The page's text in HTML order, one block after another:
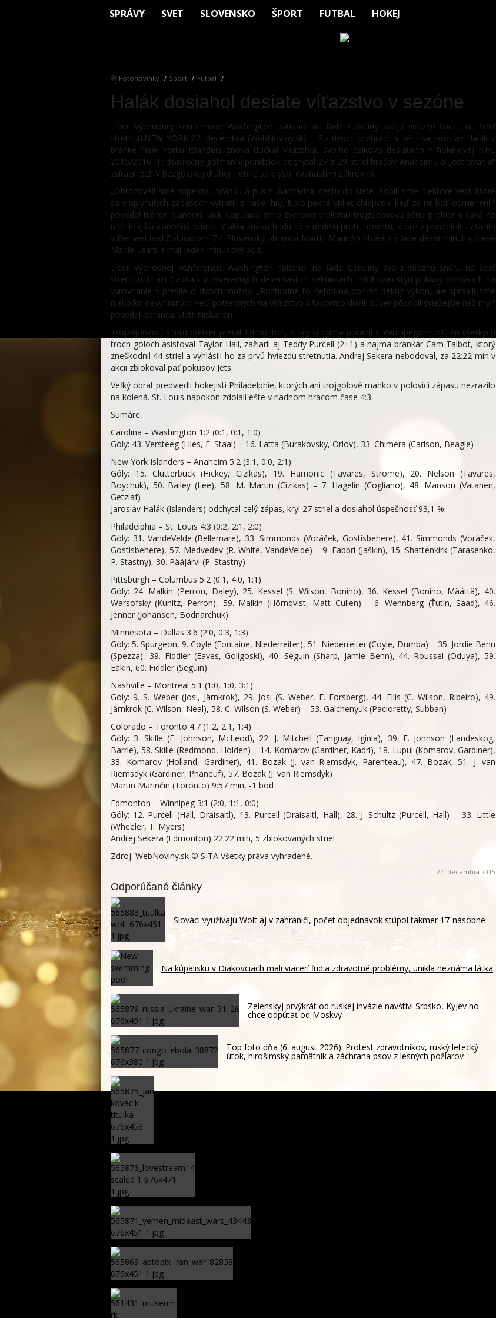
SPRÁVY SVET SLOVENSKO ŠPORT FUTBAL HOKEJ
Fotonovinky Šport Futbal
Halák dosiahol desiate víťazstvo v sezóne
Líder Východnej konferencie Washington natiahol na ľade Caroliny svoju víťaznú šnúru na šesť
stretnutí.NEW YORK 22. decembra (WebNoviny.sk) – Po dvoch prehrách v sérii sa Jaroslav Halák v
bránke New Yorku Islanders znova dočkal víťazstva, svojho celkovo desiateho v hokejovej NHL
2015/2016. Tridsaťročný gólman v pondelok pochytal 27 z 29 striel hráčov Anaheimu a „ostrovania“
zvíťazili 5:2. V bezgólovej druhej tretine sa blysol dvanástimi zákrokmi.
„Ohrozovali sme súperovu bránku a puk si nachádzal cestu do siete. Robili sme niektoré veci, ktoré
sa v uplynulých zápasoch vytratili z našej hry. Bolo pekné vidieť chlapcov, keď za ne boli odmenení,“
povedal tréner Islanders Jack Capuano. Jeho zverenci prelomili trojzápasovú sériu prehier a čaká na
nich krajšia vianočná pauza. V akcii znova budú až v nedeľu proti Torontu, ktoré v pondelok zvíťazilo
v Denveri nad Coloradom 7:4. Slovenský obranca Martin Marinčin strávil na ľade desať minút v drese
Maple Leafs a mal jeden mínusový bod.
Líder Východnej konferencie Washington natiahol na ľade Caroliny svoju víťaznú šnúru na šesť
stretnutí. Hráči Capitals v záverečných devätnástich sekundách zblokovali štyri pokusy domácich na
vyrovnanie v presile o dvoch mužov. „Rozhodne to nebol na pohľad pekný výkon, ale spravili sme
niekoľko nevyhnutých vecí potrebných na víťazstvo v takomto dueli. Súper pôsobil sviežejšie než my,“
povedal obranca Matt Niskanen.
Trojzápasovú šnúru prehier preťal Edmonton, ktorý si doma poradil s Winnipegom 3:1. Pri všetkých
troch góloch asistoval Taylor Hall, zažiaril aj Teddy Purcell (2+1) a najmä brankár Cam Talbot, ktorý
zneškodnil 44 striel a vyhlásili ho za prvú hviezdu stretnutia. Andrej Sekera nebodoval, za 22:22 min v
akcii zblokoval päť pokusov Jets.
Veľký obrat predviedli hokejisti Philadelphie, ktorých ani trojgólové manko v polovici zápasu nezrazilo
na kolená. St. Louis napokon zdolali ešte v riadnom hracom čase 4:3.
Sumáre:
Carolina – Washington 1:2 (0:1, 0:1, 1:0)
Góly: 43. Versteeg (Liles, E. Staal) – 16. Latta (Burakovsky, Orlov), 33. Chimera (Carlson, Beagle)
New York Islanders – Anaheim 5:2 (3:1, 0:0, 2:1)
Góly: 15. Clutterbuck (Hickey, Cizikas), 19. Hamonic (Tavares, Strome), 20. Nelson (Tavares,
Boychuk), 50. Bailey (Lee), 58. M. Martin (Cizikas) – 7. Hagelin (Cogliano), 48. Manson (Vatanen,
Getzlaf)
Jaroslav Halák (Islanders) odchytal celý zápas, kryl 27 striel a dosiahol úspešnosť 93,1 %.
Philadelphia – St. Louis 4:3 (0:2, 2:1, 2:0)
Góly: 31. VandeVelde (Bellemare), 33. Simmonds (Voráček, Gostisbehere), 41. Simmonds (Voráček,
Gostisbehere), 57. Medvedev (R. White, VandeVelde) – 9. Fabbri (Jaškin), 15. Shattenkirk (Tarasenko,
P. Stastny), 30. Pääjärvi (P. Stastny)
Pittsburgh – Columbus 5:2 (0:1, 4:0, 1:1)
Góly: 24. Malkin (Perron, Daley), 25. Kessel (S. Wilson, Bonino), 36. Kessel (Bonino, Määttä), 40.
Warsofsky (Kunitz, Perron), 59. Malkin (Hörnqvist, Matt Cullen) – 6. Wennberg (Ťutin, Saad), 46.
Jenner (Johansen, Bodnarchuk)
Minnesota – Dallas 3:6 (2:0, 0:3, 1:3)
Góly: 5. Spurgeon, 9. Coyle (Fontaine, Niederreiter), 51. Niederreiter (Coyle, Dumba) – 35. Jordie Benn
(Spezza), 39. Fiddler (Eaves, Goligoski), 40. Seguin (Sharp, Jamie Benn), 44. Roussel (Oduya), 59.
Eakin, 60. Fiddler (Seguin)
Nashville – Montreal 5:1 (1:0, 1:0, 3:1)
Góly: 9. S. Weber (Josi, Järnkrok), 29. Josi (S. Weber, F. Forsberg), 44. Ellis (C. Wilson, Ribeiro), 49.
Järnkrok (C. Wilson, Neal), 58. C. Wilson (S. Weber) – 53. Galchenyuk (Pacioretty, Subban)
Colorado – Toronto 4:7 (1:2, 2:1, 1:4)
Góly: 3. Skille (E. Johnson, McLeod), 22. J. Mitchell (Tanguay, Iginla), 39. E. Johnson (Landeskog,
Barrie), 58. Skille (Redmond, Holden) – 14. Komarov (Gardiner, Kadri), 18. Lupul (Komarov, Gardiner),
33. Komarov (Holland, Gardiner), 41. Bozak (J. van Riemsdyk, Parenteau), 47. Bozak, 51. J. van
Riemsdyk (Gardiner, Phaneuf), 57. Bozak (J. van Riemsdyk)
Martin Marinčin (Toronto) 9:57 min, -1 bod
Edmonton – Winnipeg 3:1 (2:0, 1:1, 0:0)
Góly: 12. Purcell (Hall, Draisaitl), 13. Purcell (Draisaitl, Hall), 28. J. Schultz (Purcell, Hall) – 33. Little
(Wheeler, T. Myers)
Andrej Sekera (Edmonton) 22:22 min, 5 zblokovaných striel
Zdroj: WebNoviny.sk © SITA Všetky práva vyhradené.
22. decembra 2015
Odporúčané články
Slováci využívajú Wolt aj v zahraničí, počet objednávok stúpol takmer 17-násobne
Na kúpalisku v Diakovciach mali viacerí ľudia zdravotné problémy, unikla neznáma látka
Zelenskyj prvýkrát od ruskej invázie navštívi Srbsko, Kyjev ho
chce odpútať od Moskvy
Top foto dňa (6. august 2026): Protest zdravotníkov, ruský letecký
útok, hirošimský pamätník a záchrana psov z lesných požiarov